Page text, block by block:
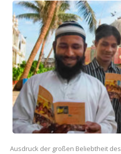
Ausdruck der großen Beliebtheit des